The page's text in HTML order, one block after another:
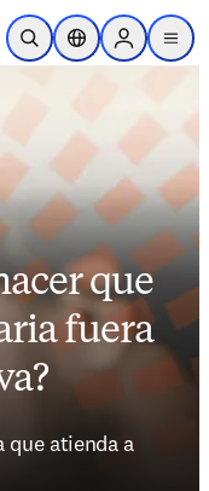
al contenido principal
Abrir búsqueda
Selector deSign in to
menu
que
fuera
que atienda a